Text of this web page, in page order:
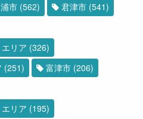
市 (562) 君津市 (541)
リア (326)
(251) 富津市 (206)
リア (195)